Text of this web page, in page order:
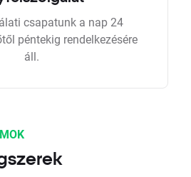
csapatunk a nap 24
péntekig rendelkezésére
áll.